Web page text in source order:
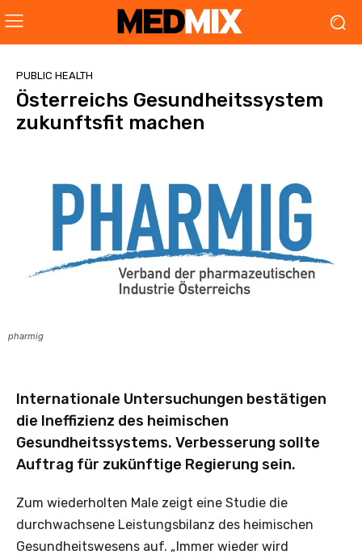
PUBLIC HEALTH
Österreichs Gesundheitssystem
zukunftsfit machen
pharmig
Internationale Untersuchungen bestätigen
die Ineffizienz des heimischen
Gesundheitssystems. Verbesserung sollte
Auftrag für zukünftige Regierung sein.
Zum wiederholten Male zeigt eine Studie die
durchwachsene Leistungsbilanz des heimischen
Gesundheitswesens auf. „Immer wieder wird